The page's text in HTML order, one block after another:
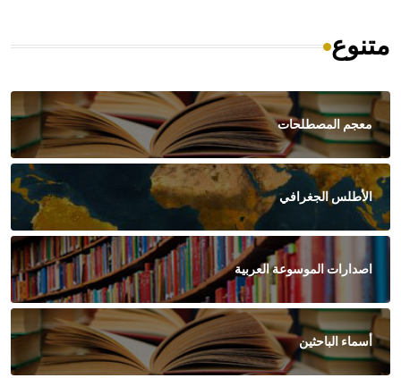
متنوع
معجم المصطلحات
الأطلس الجغرافي
اصدارات الموسوعة العربية
أسماء الباحثين